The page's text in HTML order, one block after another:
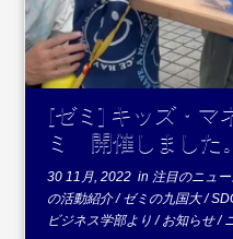
[ゼミ] キッズ・マ
ミ 開催しました。
30 11月, 2022 in 注目のニュ
の活動紹介/ゼミの九国大/
ビジネス学部より/お知らせ/